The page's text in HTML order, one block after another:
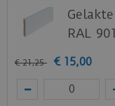
RAL
€ 21,25 € 15,00